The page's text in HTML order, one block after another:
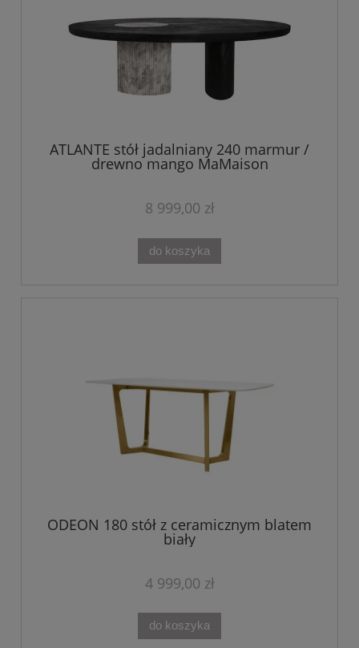
ATLANTE stół jadalniany 240 marmur /
drewno mango MaMaison
8 999,00 zł
do koszyka
ODEON 180 stół z ceramicznym blatem
biały
4 999,00 zł
do koszyka